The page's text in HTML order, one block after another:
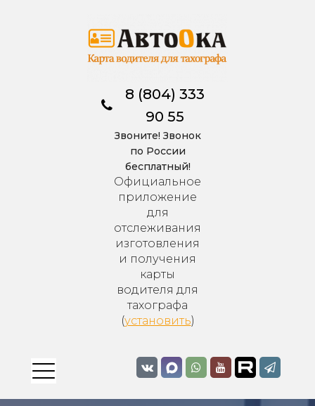
Официальное
приложение
для
отслеживания
изготовления
и получения
карты
водителя для
тахографа
(установить)
8 (804) 333
90 55
Звоните! Звонок
по России
бесплатный!